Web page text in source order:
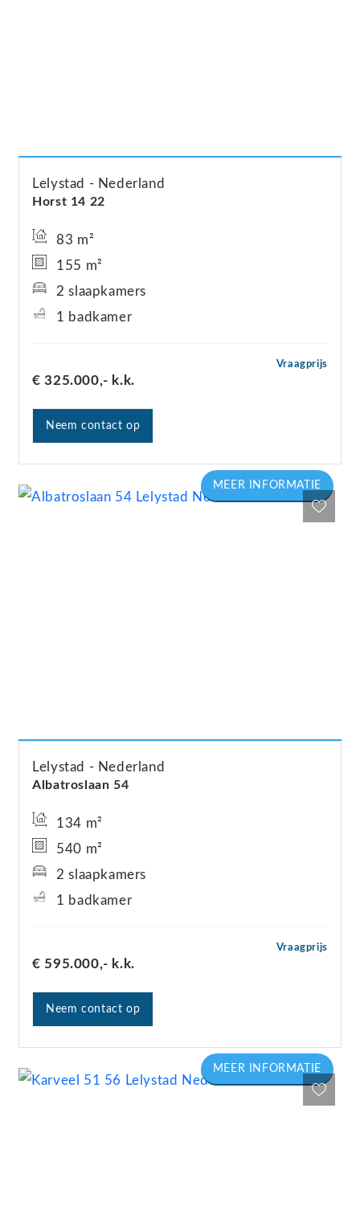
Horst 14 22
Lelystad Nederland
Vraagprijs
€ 325.000,- k.k.
83 m²
155 m²
2 slaapkamers
1 badkamer
Neem contact op
Albatroslaan 54
Lelystad Nederland
Vraagprijs
€ 595.000,- k.k.
134 m²
540 m²
2 slaapkamers
1 badkamer
Neem contact op